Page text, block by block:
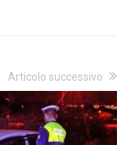
Articolo successivo